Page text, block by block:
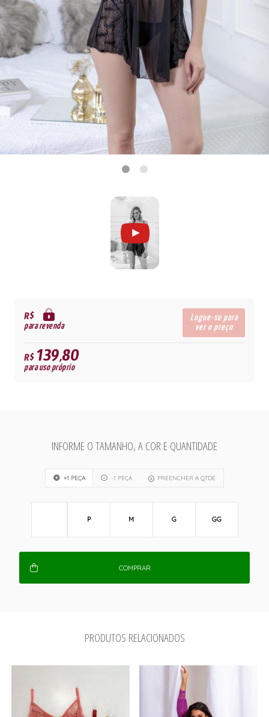
R$
para revenda
Logue-se para
ver o preço
R$139,80
para uso próprio
INFORME O TAMANHO, A COR E QUANTIDADE
+1 PEÇA -1 PEÇA PREENCHER A QTDE
P M G GG
COMPRAR
PRODUTOS RELACIONADOS